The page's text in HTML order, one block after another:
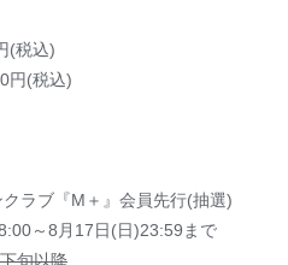
(税込)
円(税込)
ラブ『M＋』会員先行(抽選)
～8月17日(日)23:59まで
旬以降